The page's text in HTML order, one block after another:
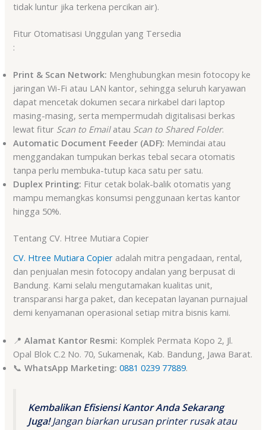
tidak luntur jika terkena percikan air).
Fitur Otomatisasi Unggulan yang Tersedia
:
Print & Scan Network: Menghubungkan mesin fotocopy ke
jaringan Wi-Fi atau LAN kantor, sehingga seluruh karyawan
dapat mencetak dokumen secara nirkabel dari laptop
masing-masing, serta mempermudah digitalisasi berkas
lewat fitur Scan to Emailatau Scan to Shared Folder.
Automatic Document Feeder (ADF): Memindai atau
menggandakan tumpukan berkas tebal secara otomatis
tanpa perlu membuka-tutup kaca satu per satu.
Duplex Printing: Fitur cetak bolak-balik otomatis yang
mampu memangkas konsumsi penggunaan kertas kantor
hingga 50%.
Tentang CV. Htree Mutiara Copier
CV. Htree Mutiara Copier adalah mitra pengadaan, rental,
dan penjualan mesin fotocopy andalan yang berpusat di
Bandung. Kami selalu mengutamakan kualitas unit,
transparansi harga paket, dan kecepatan layanan purnajual
demi kenyamanan operasional setiap mitra bisnis kami.
📍Alamat Kantor Resmi: Komplek Permata Kopo 2, Jl.
Opal Blok C.2 No. 70, Sukamenak, Kab. Bandung, Jawa Barat.
📞WhatsApp Marketing: 0881 0239 77889.
Kembalikan Efisiensi Kantor Anda Sekarang
Juga!Jangan biarkan urusan printer rusak atau